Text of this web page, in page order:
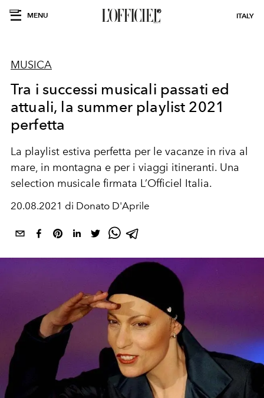
MENU ITALY
MUSICA
Tra i successi musicali passati ed
attuali, la summer playlist 2021
perfetta
La playlist estiva perfetta per le vacanze in riva al
mare, in montagna e per i viaggi itineranti. Una
selection musicale firmata L’Officiel Italia.
20.08.2021 di Donato D'Aprile